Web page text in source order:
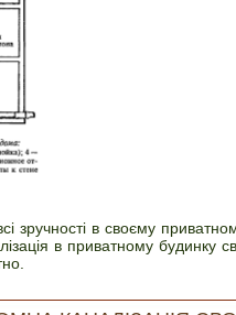
зручності в своєму
в приватному будинку